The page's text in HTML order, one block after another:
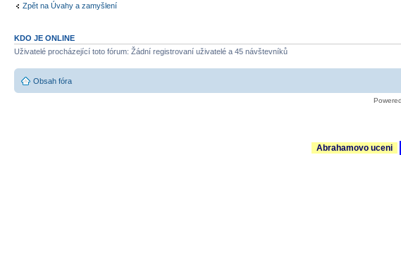
Zpět na Úvahy a zamyšlení
KDO JE ONLINE
Uživatelé procházející toto fórum: Žádní registrovaní uživatelé a 45 návštevníků
Obsah fóra
Abrahamovo uceni